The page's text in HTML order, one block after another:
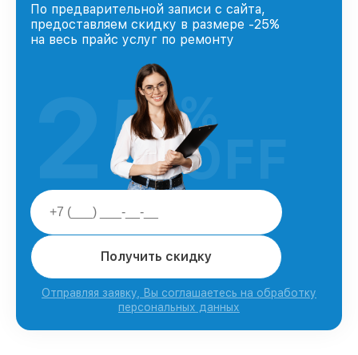
По предварительной записи с сайта,
предоставляем скидку в размере -25%
на весь прайс услуг по ремонту
Получить скидку
Отправляя заявку, Вы соглашаетесь на обработку
персональных данных
25%
OFF